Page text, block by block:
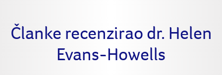
Članke recenzirao dr. Helen
Evans-Howells